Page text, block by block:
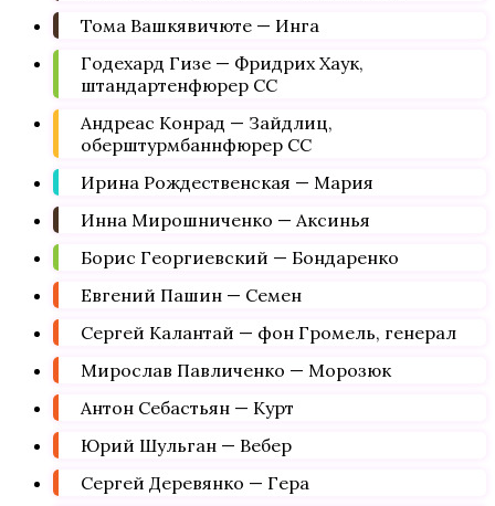
Тома Вашкявичюте — Инга
Годехард Гизе — Фридрих Хаук,
штандартенфюрер СС
Андреас Конрад — Зайдлиц,
оберштурмбаннфюрер СС
Ирина Рождественская — Мария
Инна Мирошниченко — Аксинья
Борис Георгиевский — Бондаренко
Евгений Пашин — Семен
Сергей Калантай — фон Громель, генерал
Мирослав Павличенко — Морозюк
Антон Себастьян — Курт
Юрий Шульган — Вебер
Сергей Деревянко — Гера